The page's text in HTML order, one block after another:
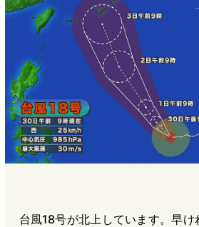
n
a
s
台風18号が北上しています。早